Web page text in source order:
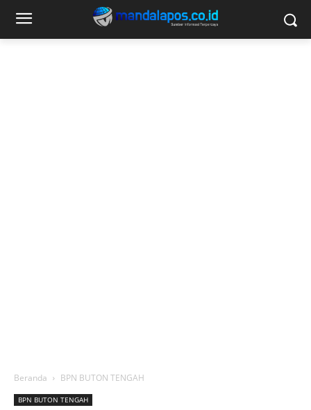
Beranda BPN BUTON TENGAH
BPN BUTON TENGAH